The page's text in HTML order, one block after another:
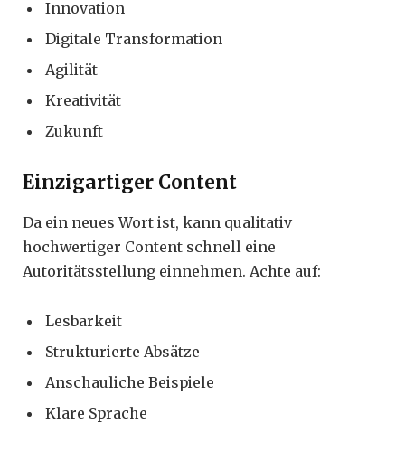
Innovation
Digitale Transformation
Agilität
Kreativität
Zukunft
Einzigartiger Content
Da ein neues Wort ist, kann qualitativ
hochwertiger Content schnell eine
Autoritätsstellung einnehmen. Achte auf:
Lesbarkeit
Strukturierte Absätze
Anschauliche Beispiele
Klare Sprache